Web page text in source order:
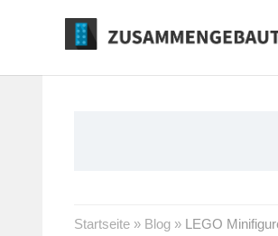
Startseite » Blog » LEGO